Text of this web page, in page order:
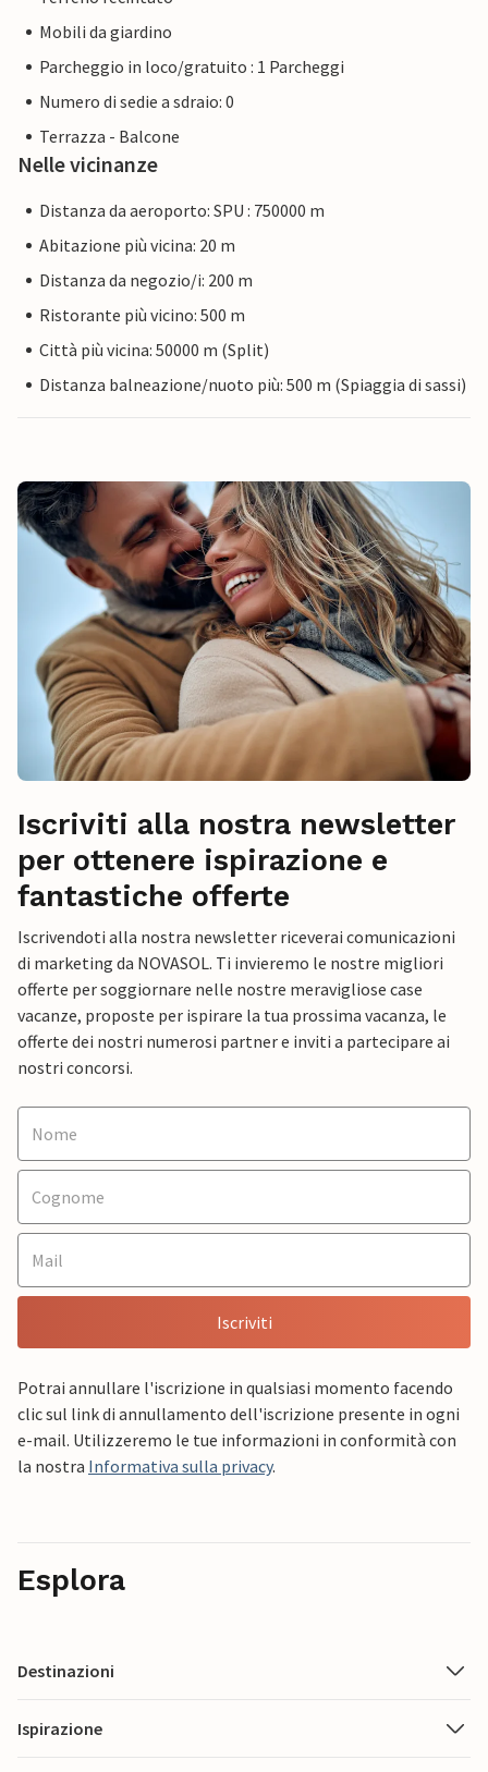
Mobili da giardino
Parcheggio in loco/gratuito : 1 Parcheggi
Numero di sedie a sdraio: 0
Terrazza - Balcone
Nelle vicinanze
Distanza da aeroporto: SPU : 750000 m
Abitazione più vicina: 20 m
Distanza da negozio/i: 200 m
Ristorante più vicino: 500 m
Città più vicina: 50000 m (Split)
Distanza balneazione/nuoto più: 500 m (Spiaggia di sassi)
Iscriviti alla nostra newsletter
per ottenere ispirazione e
fantastiche offerte
Iscrivendoti alla nostra newsletter riceverai comunicazioni
di marketing da NOVASOL. Ti invieremo le nostre migliori
offerte per soggiornare nelle nostre meravigliose case
vacanze, proposte per ispirare la tua prossima vacanza, le
offerte dei nostri numerosi partner e inviti a partecipare ai
nostri concorsi.
Iscriviti
Potrai annullare l'iscrizione in qualsiasi momento facendo
clic sul link di annullamento dell'iscrizione presente in ogni
e-mail. Utilizzeremo le tue informazioni in conformità con
la nostra Informativa sulla privacy.
Esplora
Destinazioni
Ispirazione